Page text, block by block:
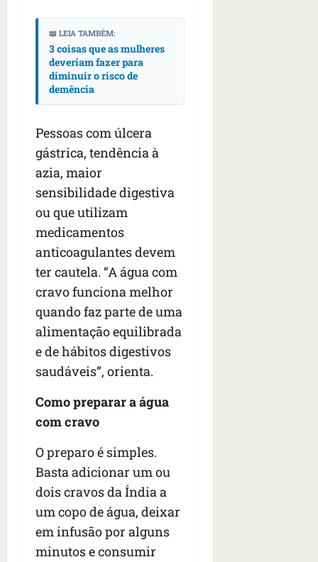
📖 LEIA TAMBÉM:
3 coisas que as mulheres
deveriam fazer para
diminuir o risco de
demência
Pessoas com úlcera
gástrica, tendência à
azia, maior
sensibilidade digestiva
ou que utilizam
medicamentos
anticoagulantes devem
ter cautela. “A água com
cravo funciona melhor
quando faz parte de uma
alimentação equilibrada
e de hábitos digestivos
saudáveis”, orienta.
Como preparar a água
com cravo
O preparo é simples.
Basta adicionar um ou
dois cravos da Índia a
um copo de água, deixar
em infusão por alguns
minutos e consumir